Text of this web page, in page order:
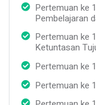
Pertemuan ke
Pembelajaran
Pertemuan ke
Ketuntasan
Pertemuan ke
Pertemuan ke